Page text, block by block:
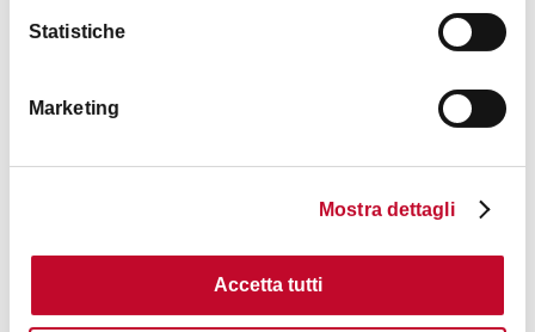
Statistiche
Marketing
Mostra dettagli
Accetta tutti
04 Giugno 2026